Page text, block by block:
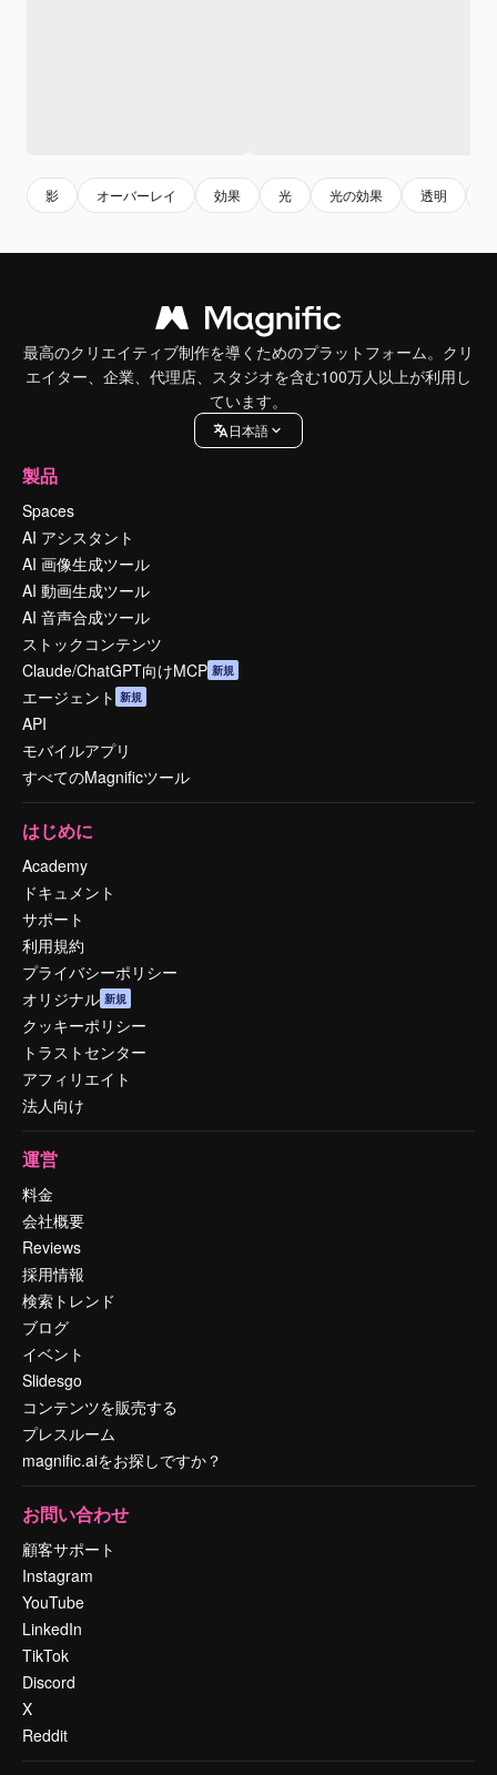
影 オーバーレイ 効果 光 光の効果 透明
最高のクリエイティブ制作を導くためのプラットフォーム。クリ
エイター、企業、代理店、スタジオを含む100万人以上が利用し
ています。
日本語
製品
Spaces
AI アシスタント
AI 画像生成ツール
AI 動画生成ツール
AI 音声合成ツール
ストックコンテンツ
Claude/ChatGPT向けMCP 新規
エージェント 新規
API
モバイルアプリ
すべてのMagnificツール
はじめに
Academy
ドキュメント
サポート
利用規約
プライバシーポリシー
オリジナル 新規
クッキーポリシー
トラストセンター
アフィリエイト
法人向け
運営
料金
会社概要
Reviews
採用情報
検索トレンド
ブログ
イベント
Slidesgo
コンテンツを販売する
プレスルーム
magnific.aiをお探しですか？
お問い合わせ
顧客サポート
Instagram
YouTube
LinkedIn
TikTok
Discord
X
Reddit